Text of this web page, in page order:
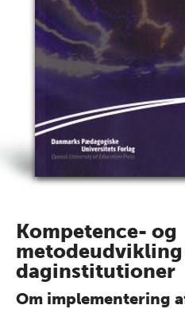
Kompetence- og
daginstitutioner
Om implementering